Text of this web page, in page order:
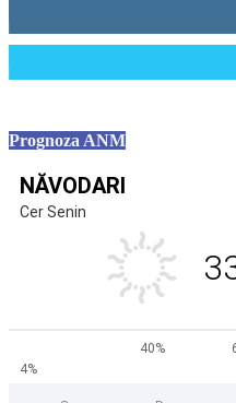
Prognoza ANM
NĂVODARI
Cer Senin
40%
4%